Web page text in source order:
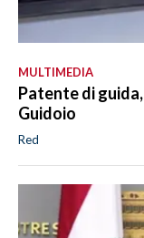
MULTIMEDIA
Patente di
Guidoio
Red